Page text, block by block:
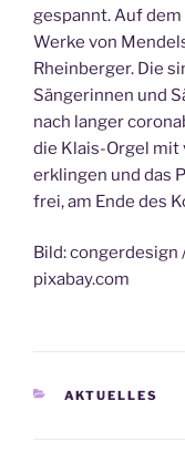
gespannt. Auf
Werke von
Rheinberger. Die
Sängerinnen und
nach langer
die Klais-Orgel mit
erklingen und das
frei, am Ende des
Bild: congerdesign
pixabay.com
KATEGORIEN
AKTUELLES